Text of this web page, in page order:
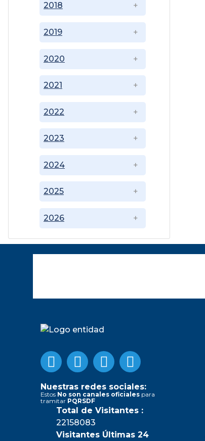
2018
2019
2020
2021
2022
2023
2024
2025
2026
Nuestras redes sociales:
Estos No son canales oficiales para
tramitar PQRSDF
Total de Visitantes :
22158083
Visitantes Últimas 24